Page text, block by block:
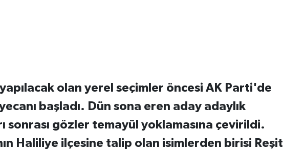
olan yerel seçimler öncesi AK Parti'de
başladı. Dün sona eren aday adaylık
sonrası gözler temayül yoklamasına çevirildi.
Haliliye ilçesine talip olan isimlerden birisi Reşit